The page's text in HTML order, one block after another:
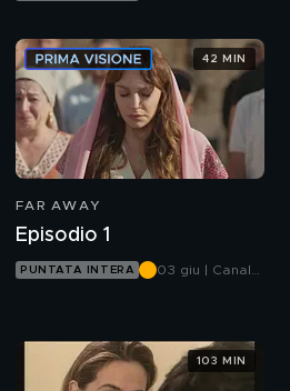
FAR AWAY
Episodio 1
PUNTATA INTERA
03 giu | Canale
42 MIN
103 MIN